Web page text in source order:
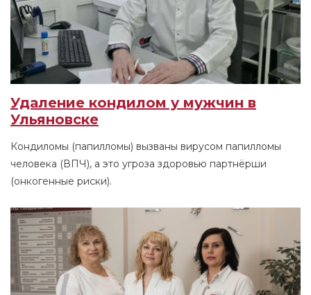
Удаление кондилом у мужчин в
Ульяновске
Кондиломы (папилломы) вызваны вирусом папилломы
человека (ВПЧ), а это угроза здоровью партнёрши
(онкогенные риски).